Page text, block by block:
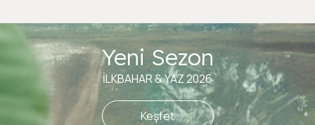
Yeni Sezon
İLKBAHAR & YAZ 2026
Keşfet